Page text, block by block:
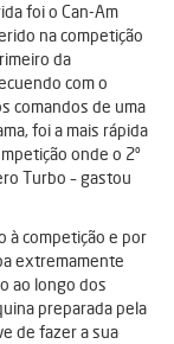
foi o Can-Am
na competição
da
com o
comandos de uma
foi a mais rápida
onde o 2º
Turbo – gastou
à competição e por
extremamente
ao longo dos
preparada pela
de fazer a sua